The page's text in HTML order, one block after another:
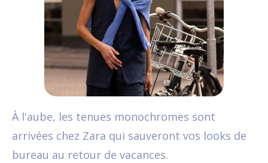
À l'aube, les tenues monochromes sont
arrivées chez Zara qui sauveront vos looks de
bureau au retour de vacances.